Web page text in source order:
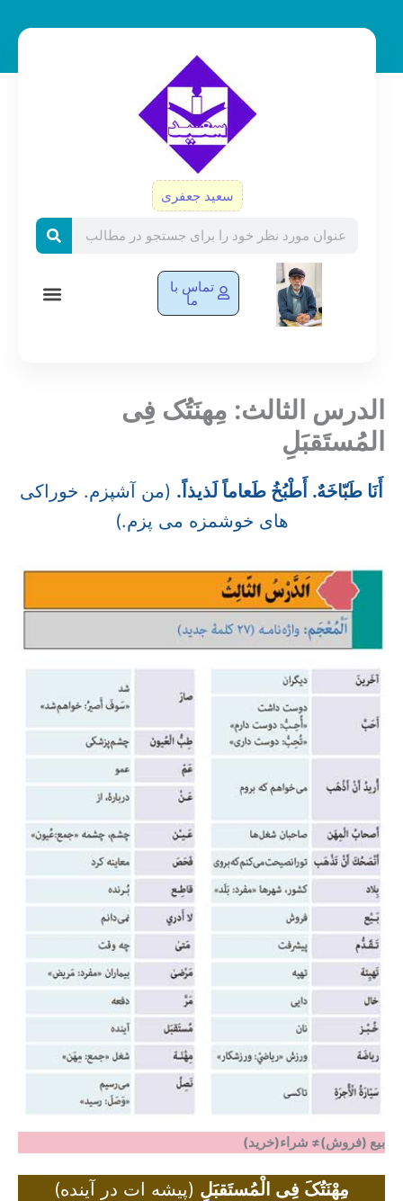
سعید جعفری
تماس با
ما
الدرس الثالث: مِهنَتُک فِی
المُستَقبَلِ
أَنَا طَبّاخَهٌ. أَطْبُخُ طَعاماً لَذیذاً. (من آشپزم. خوراکی
های خوشمزه می پزم.)
بیع (فروش)≠ شراء(خرید)
مِهْنَتُکَ فِی الْمُستَقبَلِ (پیشه ات در آینده)